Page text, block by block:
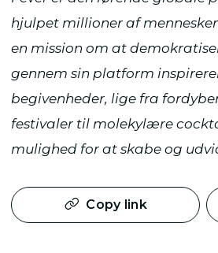
hjulpet millioner af
en mission om at
gennem sin platform
begivenheder, lige fra
festivaler til molekylære
mulighed for at skabe og
Copy link